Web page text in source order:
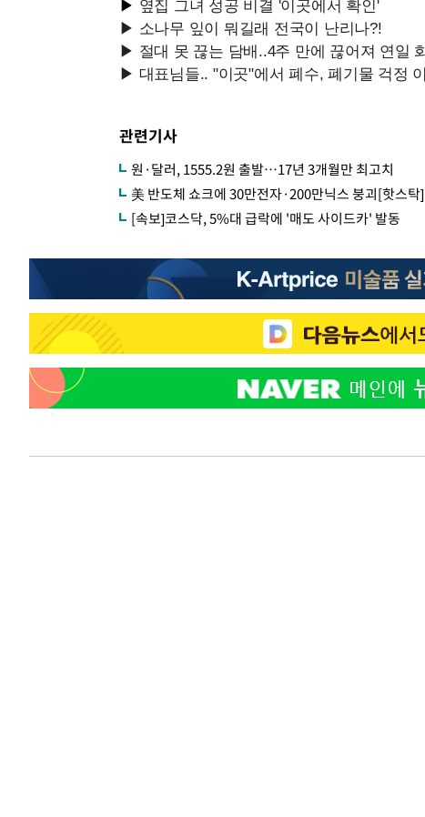
관련기사
원·달러, 1555.2원 출발…17년 3개월만 최고치
美 반도체 쇼크에 30만전자·200만닉스 붕괴[핫스탁]
[속보]코스닥, 5%대 급락에 '매도 사이드카' 발동